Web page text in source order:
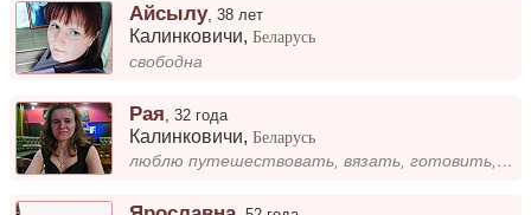
Айсылу,38 лет
Калинковичи,Беларусь
свободна
Рая ,32 года
Калинковичи,Беларусь
люблю путешествовать, вязать, готовить, заморачиваться